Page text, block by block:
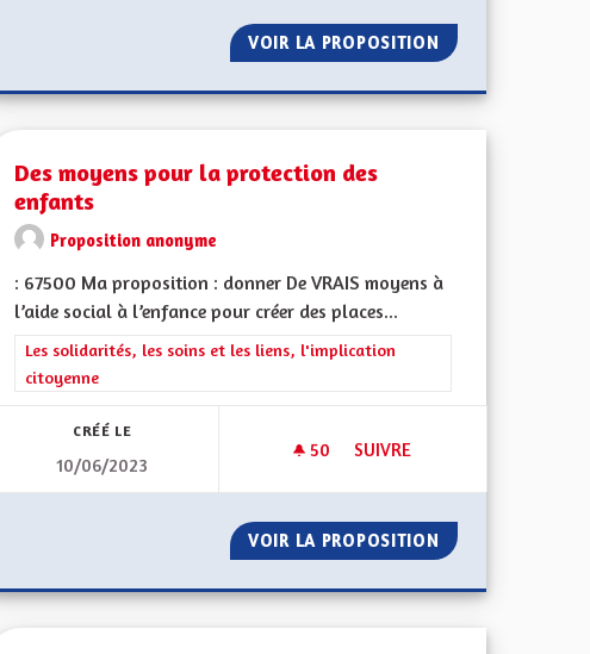
À DÉTECTION DE MOUVEMENT.VOIR LA PROPOSITION DES MÉDIAS
de l'Alsace en France et en Europe
DE L'ALSACIEN À L'ÉCOLE
POUR L'ENSEIGNEMENT DE L'ALSACIEN À L'ÉCOLE
Des moyens pour la protection des
enfants
Proposition anonyme
: 67500 Ma proposition : donner De VRAIS moyens à
l’aide social à l’enfance pour créer des places...
Filtrer les résultats de la catégorie : Les solidarités, les soins et les liens,
Les solidarités, les soins et les liens, l'implication
citoyenne
CRÉÉ LE
10/06/2023
50 50 ABONNÉS
SUIVRE
VOIR LA PROPOSITION DES MOYENS